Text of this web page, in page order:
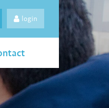
login